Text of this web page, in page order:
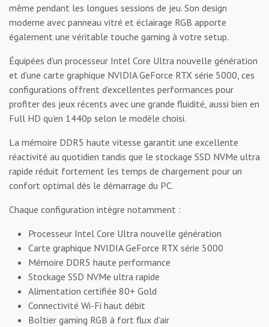
même pendant les longues sessions de jeu. Son design
moderne avec panneau vitré et éclairage RGB apporte
également une véritable touche gaming à votre setup.
Équipées d’un processeur Intel Core Ultra nouvelle génération
et d’une carte graphique NVIDIA GeForce RTX série 5000, ces
configurations offrent d’excellentes performances pour
profiter des jeux récents avec une grande fluidité, aussi bien en
Full HD qu’en 1440p selon le modèle choisi.
La mémoire DDR5 haute vitesse garantit une excellente
réactivité au quotidien tandis que le stockage SSD NVMe ultra
rapide réduit fortement les temps de chargement pour un
confort optimal dès le démarrage du PC.
Chaque configuration intègre notamment :
Processeur Intel Core Ultra nouvelle génération
Carte graphique NVIDIA GeForce RTX série 5000
Mémoire DDR5 haute performance
Stockage SSD NVMe ultra rapide
Alimentation certifiée 80+ Gold
Connectivité Wi-Fi haut débit
Boîtier gaming RGB à fort flux d’air